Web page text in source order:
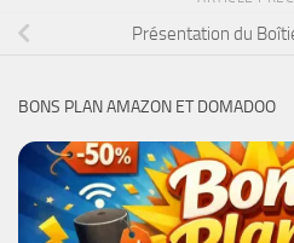
Présentation du
BONS PLAN AMAZON ET DOMADOO